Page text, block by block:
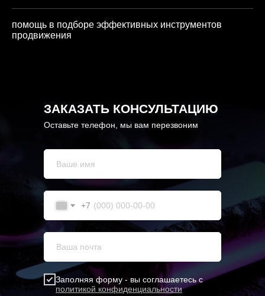
помощь в подборе эффективных инструментов
продвижения
ЗАКАЗАТЬ КОНСУЛЬТАЦИЮ
Оставьте телефон, мы вам перезвоним
+7
Заполняя форму - вы соглашаетесь с
политикой конфиденциальности